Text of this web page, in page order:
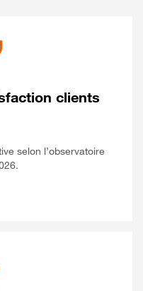
clients
selon l’observatoire